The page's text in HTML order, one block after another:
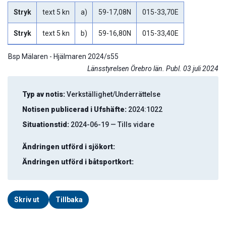
Stryk text 5 kn a) 59-17,08N 015-33,70E
Stryk text 5 kn b) 59-16,80N 015-33,40E
Bsp Mälaren - Hjälmaren 2024/s55
Länsstyrelsen Örebro län. Publ. 03 juli 2024
Typ av notis:Verkställighet/Underrättelse
Notisen publicerad i Ufshäfte: 2024:1022
Situationstid: 2024-06-19 — Tills vidare
Ändringen utförd i sjökort:
Ändringen utförd i båtsportkort:
Skriv ut Tillbaka